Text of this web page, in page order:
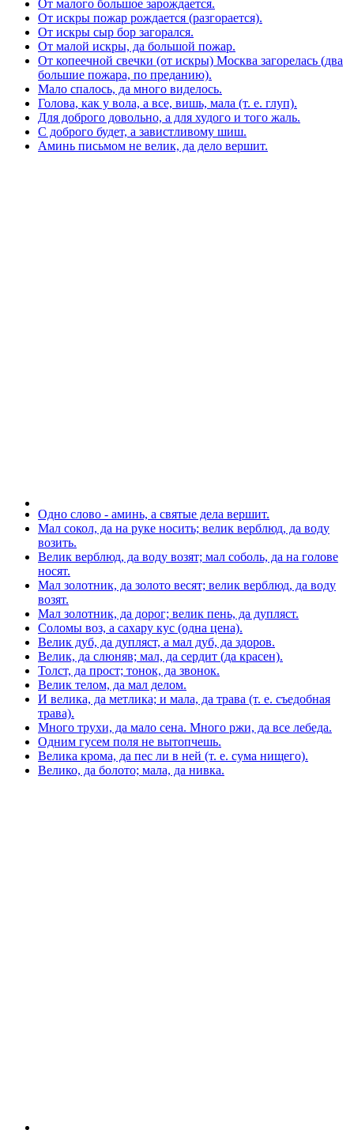
От малого большое зарождается.
От искры пожар рождается (разгорается).
От искры сыр бор загорался.
От малой искры, да большой пожар.
От копеечной свечки (от искры) Москва загорелась (два
большие пожара, по преданию).
Мало спалось, да много виделось.
Голова, как у вола, а все, вишь, мала (т. е. глуп).
Для доброго довольно, а для худого и того жаль.
С доброго будет, а завистливому шиш.
Аминь письмом не велик, да дело вершит.
Одно слово - аминь, а святые дела вершит.
Мал сокол, да на руке носить; велик верблюд, да воду
возить.
Велик верблюд, да воду возят; мал соболь, да на голове
носят.
Мал золотник, да золото весят; велик верблюд, да воду
возят.
Мал золотник, да дорог; велик пень, да дупляст.
Соломы воз, а сахару кус (одна цена).
Велик дуб, да дупляст, а мал дуб, да здоров.
Велик, да слюняв; мал, да сердит (да красен).
Толст, да прост; тонок, да звонок.
Велик телом, да мал делом.
И велика, да метлика; и мала, да трава (т. е. съедобная
трава).
Много трухи, да мало сена. Много ржи, да все лебеда.
Одним гусем поля не вытопчешь.
Велика крома, да пес ли в ней (т. е. сума нищего).
Велико, да болото; мала, да нивка.